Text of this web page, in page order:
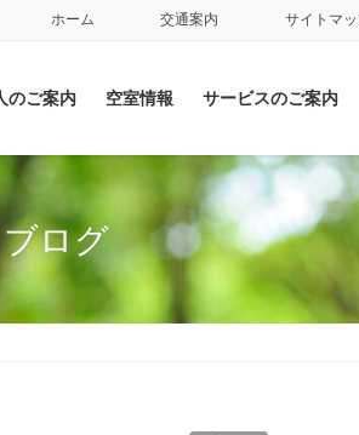
ホーム 交通案内 サイトマ
のご案内 空室情報 サービスのご案内
ブログ